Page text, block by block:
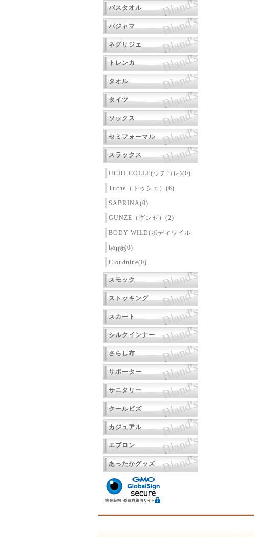
バスタオル
パジャマ
ネグリジェ
トレンカ
タオル
タイツ
ソックス
セミフォーマル
スラックス
UCHI-COLLE(ウチコレ)(0)
Tuche（トゥシェ）(6)
SABRINA(0)
GUNZE（グンゼ）(2)
BODY WILD(ボディワイル
ド)(0)
bonte(0)
Cloudnine(0)
スモック
ストッキング
スカート
シルクインナー
さらし布
サポーター
サニタリー
クールビズ
カジュアル
エプロン
あったかグッズ